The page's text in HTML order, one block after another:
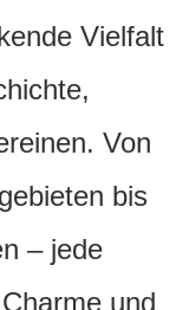
Vielfalt
Von
bis
– jede
und